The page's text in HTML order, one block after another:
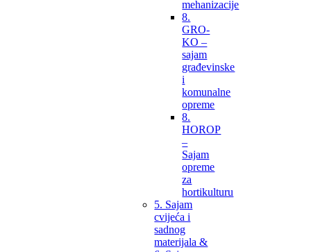
mehanizacije
8.
GRO-
KO –
sajam
građevinske
i
komunalne
opreme
8.
HOROP
–
Sajam
opreme
za
hortikulturu
5. Sajam
cvijeća i
sadnog
materijala &